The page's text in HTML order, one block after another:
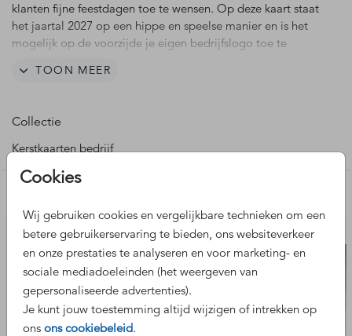
Cookies
Wij gebruiken cookies en vergelijkbare technieken om een
betere gebruikerservaring te bieden, ons websiteverkeer
en onze prestaties te analyseren en voor marketing- en
sociale mediadoeleinden (het weergeven van
gepersonaliseerde advertenties).
Je kunt jouw toestemming altijd wijzigen of intrekken op
ons ons cookiebeleid.
klanten fijne feestdagen toe te wensen. Op deze kaart staat
het jaartal 2027 op een hippe en speelse manier en is het
mogelijk op de voorzijde je eigen bedrijfslogo toe te
achtergrondkleur, winterse bomen en kleine sterretjes.
niet gedrukt. Deze kun je verwijderen of plaats hier je eigen
logo overheen.
TOON MEER
Collectie
Kerstkaarten bedrijf